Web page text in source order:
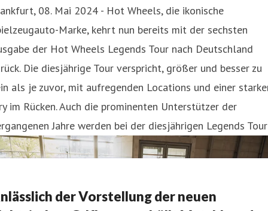
08. Mai 2024 - Hot Wheels, die ikonische
Marke, kehrt nun bereits mit der sechsten
der Hot Wheels Legends Tour nach Deutschland
Die diesjährige Tour verspricht, größer und besser zu
als je zuvor, mit aufregenden Locations und einer
im Rücken. Auch die prominenten Unterstützer der
Jahre werden bei der diesjährigen Legends
der Vorstellung der neuen